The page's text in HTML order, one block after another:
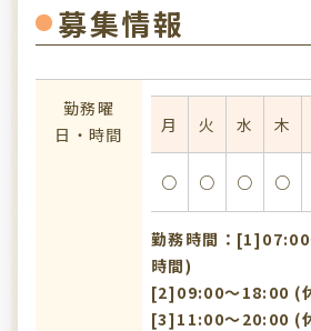
募集情報
勤務曜
日・時間
月 火 水 木
○ ○ ○ ○
勤務時間：
時間)
[2]09:00〜18:00 (
[3]11:00〜20:00 (